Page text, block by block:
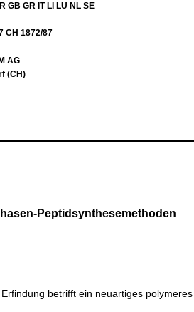
GB GR IT LI LU NL SE
CH 1872/87
AG
(CH)
Peptidsynthesemethoden
betrifft ein neuartiges